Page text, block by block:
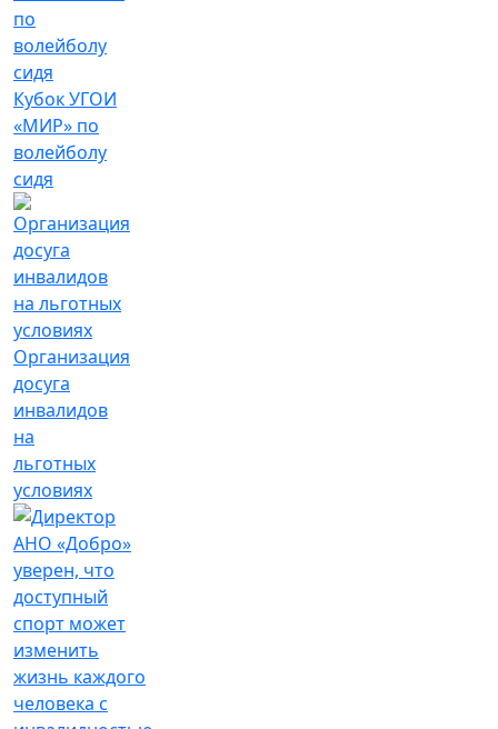
Кубок УГОИ
«МИР» по
волейболу
сидя
Организация
досуга
инвалидов
на
льготных
условиях